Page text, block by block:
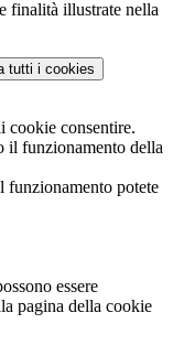
finalità illustrate nella
tutti i cookies
cookie consentire.
il funzionamento della
funzionamento potete
essere
pagina della cookie